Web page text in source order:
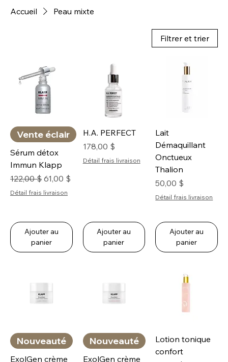
Accueil Peau mixte
Filtrer et trier
Vente éclair
Sérum détox
Immun Klapp
Prix original
122,00 $ Prix promotionnel
61,00 $
Détail frais livraison
Ajouter au
panier
H.A. PERFECT
Prix
178,00 $
Détail frais livraison
Ajouter au
panier
Lait
Démaquillant
Onctueux
Thalion
Prix
50,00 $
Détail frais livraison
Ajouter au
panier
Nouveauté
Exo|Gen crème
Nouveauté
Exo|Gen crème
Lotion tonique
confort